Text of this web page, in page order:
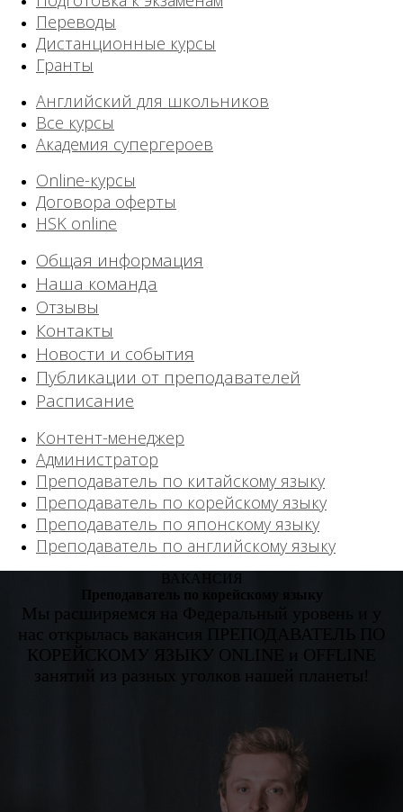
Переводы
Дистанционные курсы
Гранты
Английский для школьников
Все курсы
Академия супергероев
Online-курсы
Договора оферты
HSK online
Общая информация
Наша команда
Отзывы
Контакты
Новости и события
Публикации от преподавателей
Расписание
Контент-менеджер
Администратор
Преподаватель по китайскому языку
Преподаватель по корейскому языку
Преподаватель по японскому языку
Преподаватель по английскому языку
ВАКАНСИЯ
Преподаватель по корейскому языку
Мы расширяемся на Федеральный уровень и у
нас открылась вакансия ПРЕПОДАВАТЕЛЬ ПО
КОРЕЙСКОМУ ЯЗЫКУ ONLINE и OFFLINE
занятий из разных уголков нашей планеты!